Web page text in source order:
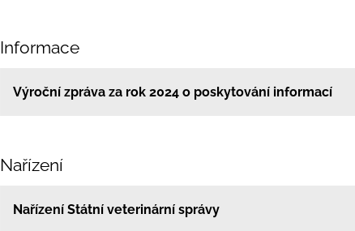
Informace
Výroční zpráva za rok 2024 o poskytování informací
Nařízení
Nařízení Státní veterinární správy